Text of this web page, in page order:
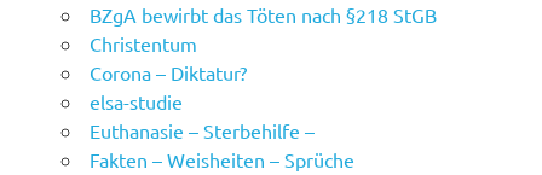
BZgA bewirbt das Töten nach §218 StGB
Christentum
Corona – Diktatur?
elsa-studie
Euthanasie – Sterbehilfe –
Fakten – Weisheiten – Sprüche